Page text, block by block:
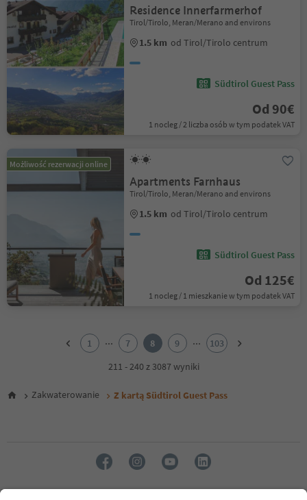
Residence Innerfarmerhof
Tirol/Tirolo, Meran/Merano and environs
1.5 km od Tirol/Tirolo centrum
Südtirol Guest Pass
Od 90€
1 nocleg / 2 liczba osób w tym podatek VAT
Możliwość rezerwacji online
Apartments Farnhaus
Tirol/Tirolo, Meran/Merano and environs
1.5 km od Tirol/Tirolo centrum
Südtirol Guest Pass
Od 125€
1 nocleg / 1 mieszkanie w tym podatek VAT
6
13
1 ... 7 8 9 ...
103
211 - 240 z 3087 wyniki
Zakwaterowanie Z kartą Südtirol Guest Pass